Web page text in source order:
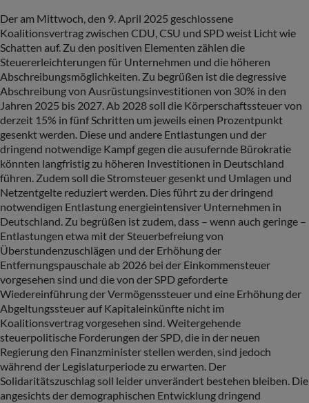
Der am Mittwoch, den 9. April 2025 geschlossene
Koalitionsvertrag zwischen CDU, CSU und SPD weist Licht wie
Schatten auf. Zu den positiven Elementen zählen die
Steuererleichterungen für Unternehmen und die höheren
Abschreibungsmöglichkeiten. Zu begrüßen ist die degressive
Abschreibung von Ausrüstungsinvestitionen von 30% in den
Jahren 2025 bis 2027. Ab 2028 soll die Körperschaftssteuer von
derzeit 15% in fünf Schritten um jeweils einen Prozentpunkt
gesenkt werden. Diese und andere Entlastungen und der
dringend notwendige Kampf gegen die ausufernde Bürokratie
könnten langfristig zu höheren Investitionen in Deutschland
führen. Zudem soll die Stromsteuer gesenkt und Umlagen und
Netzentgelte reduziert werden. Dies führt zu der dringend
notwendigen Entlastung energieintensiver Unternehmen in
Deutschland. Zu begrüßen ist zudem, dass – wenn auch geringe –
Entlastungen etwa mit der Steuerbefreiung von
Überstundenzuschlägen und der Erhöhung der
Entfernungspauschale ab 2026 bei der Einkommensteuer
vorgesehen sind und die von der SPD geforderte
Wiedereinführung der Vermögenssteuer und eine Erhöhung der
Abgeltungssteuer auf Kapitaleinkünfte nicht im
Koalitionsvertrag vorgesehen sind. Weitergehende
steuerpolitische Forderungen der SPD, die in der neuen
Regierung den Finanzminister stellen werden, sind jedoch
während der Legislaturperiode zu erwarten. Der
Solidaritätszuschlag soll leider unverändert bestehen bleiben. Die
angesichts der demographischen Entwicklung dringend